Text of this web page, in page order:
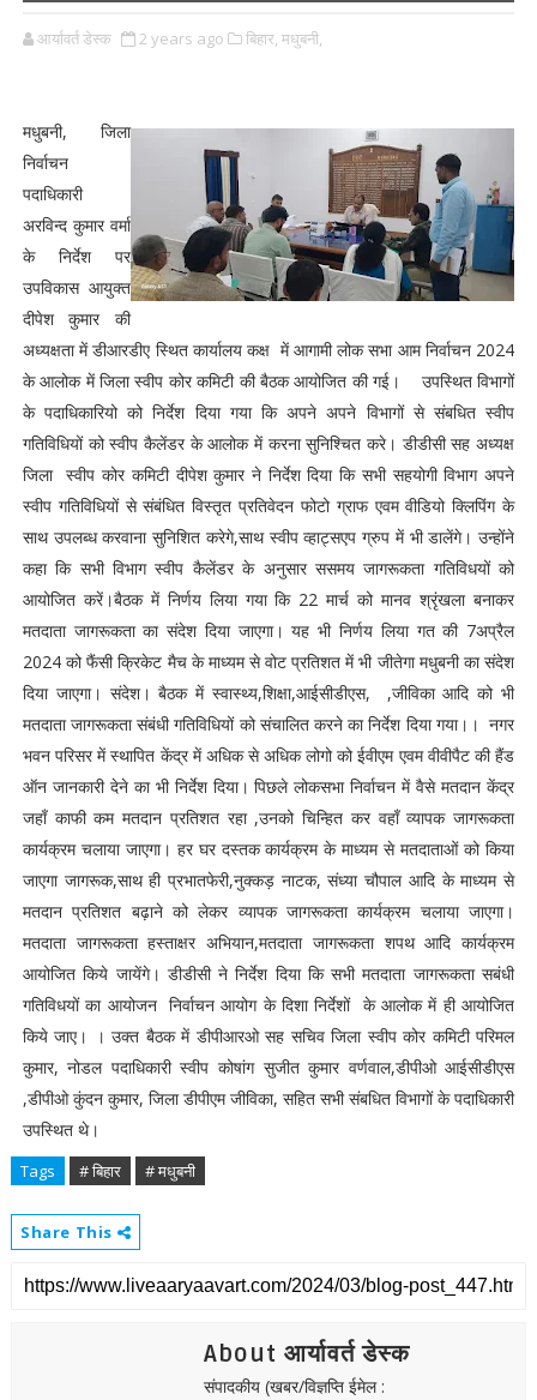
आर्यावर्त डेस्क 2 years ago बिहार, मधुबनी,
मधुबनी, जिला
निर्वाचन
पदाधिकारी
अरविन्द कुमार वर्मा
के निर्देश पर
उपविकास आयुक्त
दीपेश कुमार की
अध्यक्षता में डीआरडीए स्थित कार्यालय कक्ष में आगामी लोक सभा आम निर्वाचन 2024
के आलोक में जिला स्वीप कोर कमिटी की बैठक आयोजित की गई। उपस्थित विभागों
के पदाधिकारियो को निर्देश दिया गया कि अपने अपने विभागों से संबधित स्वीप
गतिविधियों को स्वीप कैलेंडर के आलोक में करना सुनिश्चित करे। डीडीसी सह अध्यक्ष
जिला स्वीप कोर कमिटी दीपेश कुमार ने निर्देश दिया कि सभी सहयोगी विभाग अपने
स्वीप गतिविधियों से संबंधित विस्तृत प्रतिवेदन फोटो ग्राफ एवम वीडियो क्लिपिंग के
साथ उपलब्ध करवाना सुनिशित करेगे,साथ स्वीप व्हाट्सएप ग्रुप में भी डालेंगे। उन्होंने
कहा कि सभी विभाग स्वीप कैलेंडर के अनुसार ससमय जागरूकता गतिविधयों को
आयोजित करें।बैठक में निर्णय लिया गया कि 22 मार्च को मानव श्रृंखला बनाकर
मतदाता जागरूकता का संदेश दिया जाएगा। यह भी निर्णय लिया गत की 7अप्रैल
2024 को फैंसी क्रिकेट मैच के माध्यम से वोट प्रतिशत में भी जीतेगा मधुबनी का संदेश
दिया जाएगा। संदेश। बैठक में स्वास्थ्य,शिक्षा,आईसीडीएस, ,जीविका आदि को भी
मतदाता जागरूकता संबंधी गतिविधियों को संचालित करने का निर्देश दिया गया।। नगर
भवन परिसर में स्थापित केंद्र में अधिक से अधिक लोगो को ईवीएम एवम वीवीपैट की हैंड
ऑन जानकारी देने का भी निर्देश दिया। पिछले लोकसभा निर्वाचन में वैसे मतदान केंद्र
जहाँ काफी कम मतदान प्रतिशत रहा ,उनको चिन्हित कर वहाँ व्यापक जागरूकता
कार्यक्रम चलाया जाएगा। हर घर दस्तक कार्यक्रम के माध्यम से मतदाताओं को किया
जाएगा जागरूक,साथ ही प्रभातफेरी,नुक्कड़ नाटक, संध्या चौपाल आदि के माध्यम से
मतदान प्रतिशत बढ़ाने को लेकर व्यापक जागरूकता कार्यक्रम चलाया जाएगा।
मतदाता जागरूकता हस्ताक्षर अभियान,मतदाता जागरूकता शपथ आदि कार्यक्रम
आयोजित किये जायेंगे। डीडीसी ने निर्देश दिया कि सभी मतदाता जागरूकता सबंधी
गतिविधयों का आयोजन निर्वाचन आयोग के दिशा निर्देशों के आलोक में ही आयोजित
किये जाए। । उक्त बैठक में डीपीआरओ सह सचिव जिला स्वीप कोर कमिटी परिमल
कुमार, नोडल पदाधिकारी स्वीप कोषांग सुजीत कुमार वर्णवाल,डीपीओ आईसीडीएस
,डीपीओ कुंदन कुमार, जिला डीपीएम जीविका, सहित सभी संबधित विभागों के पदाधिकारी
उपस्थित थे।
Tags # बिहार # मधुबनी
Share This
About आर्यावर्त डेस्क
संपादकीय (खबर/विज्ञप्ति ईमेल :